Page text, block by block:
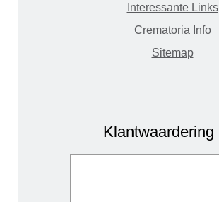
Interessante Links
Crematoria Info
Sitemap
Klantwaardering